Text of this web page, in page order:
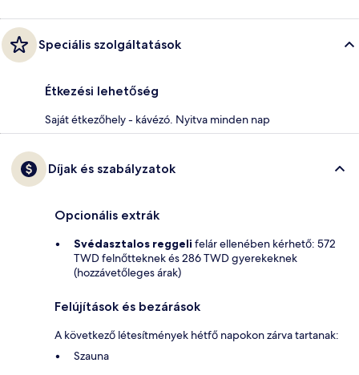
Speciális szolgáltatások
Étkezési lehetőség
Saját étkezőhely - kávézó. Nyitva minden nap
Díjak és szabályzatok
Opcionális extrák
Svédasztalos reggeli felár ellenében kérhető: 572
TWD felnőtteknek és 286 TWD gyerekeknek
(hozzávetőleges árak)
Felújítások és bezárások
A következő létesítmények hétfő napokon zárva tartanak:
Szauna